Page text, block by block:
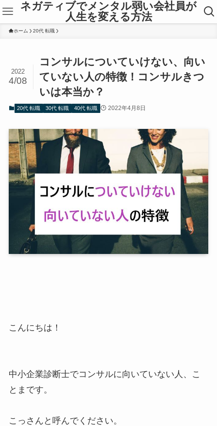
ネガティブでメンタル弱い会社員が
人生を変える方法
ホーム 20代 転職
コンサルについていけない、向い
ていない人の特徴！コンサルきつ
いは本当か？
2022
4/08
20代 転職 30代 転職 40代 転職 2022年4月8日
こんにちは！
中小企業診断士でコンサルに向いていない人、こ
とまです。
こっさんと呼んでください。